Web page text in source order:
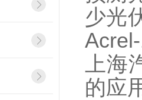
少光
上
的应